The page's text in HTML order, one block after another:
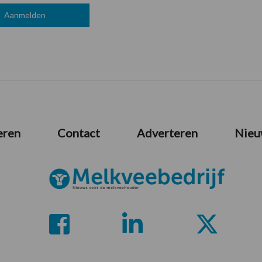
Contact Adverteren